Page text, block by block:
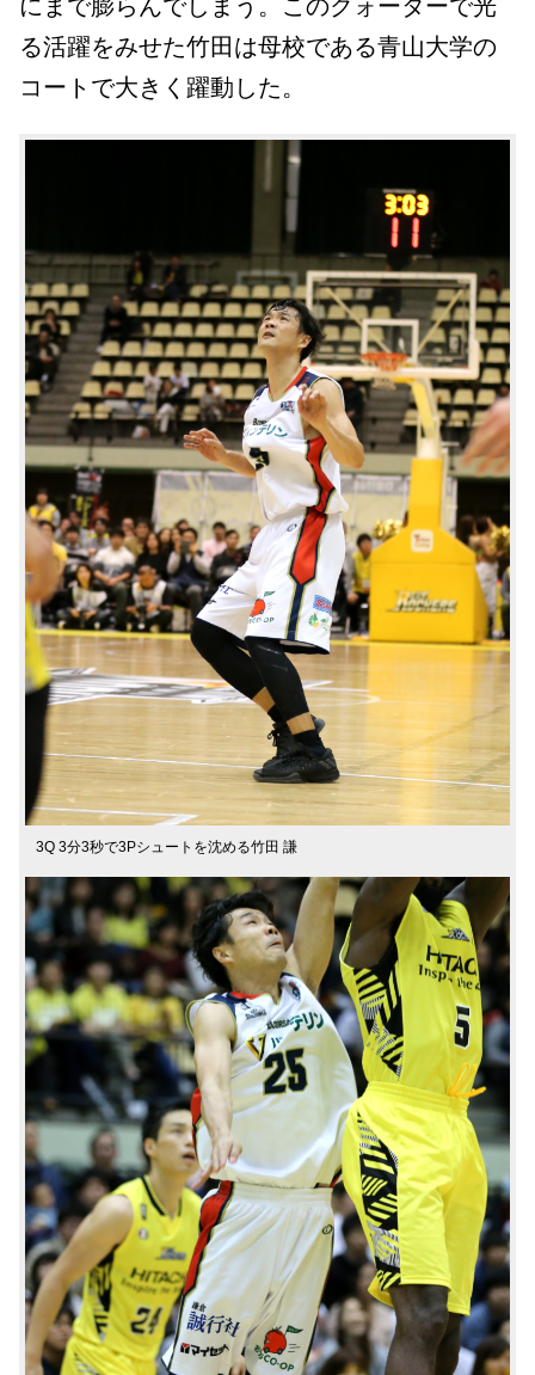
にまで膨らんでしまう。このクォーターで光
る活躍をみせた竹田は母校である青山大学の
コートで大きく躍動した。
3Q 3分3秒で3Pシュートを沈める竹田 謙